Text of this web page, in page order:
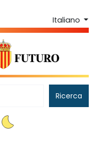
Italiano
Ricerca